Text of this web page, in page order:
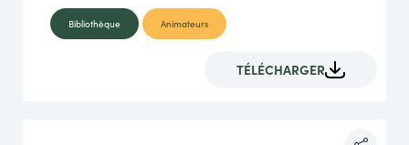
Bibliothèque Animateurs
TÉLÉCHARGER